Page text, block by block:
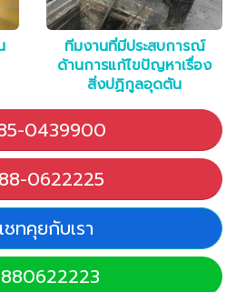
ทีมงานที่มีประสบการณ์
ด้านการแก้ไขปัญหาเรื่อง
สิ่งปฏิกูลอุดตัน
0439900
0622225
ชทคุยกับเรา